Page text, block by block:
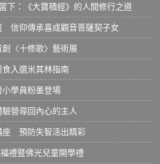
下：《大寶積經》的人間修行之道
信仰傳承喜成觀音菩薩契子女
〈十修歌〉藝術展
入選米其林指南
學員粉墨登場
營尋回內心的主人
座 預防失智活出精彩
禮暨佛光兒童開學禮